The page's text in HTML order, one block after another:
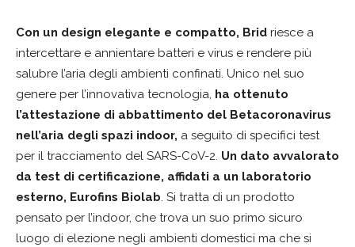
Con un design elegante e compatto, Brid riesce a
intercettare e annientare batteri e virus e rendere più
salubre l’aria degli ambienti confinati. Unico nel suo
genere per l’innovativa tecnologia, ha ottenuto
l’attestazione di abbattimento del Betacoronavirus
nell’aria degli spazi indoor, a seguito di specifici test
per il tracciamento del SARS-CoV-2. Un dato avvalorato
da test di certificazione, affidati a un laboratorio
esterno, Eurofins Biolab. Si tratta di un prodotto
pensato per l’indoor, che trova un suo primo sicuro
luogo di elezione negli ambienti domestici ma che si